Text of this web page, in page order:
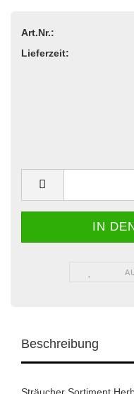
Art.Nr.:
Lieferzeit:
Beschreibung